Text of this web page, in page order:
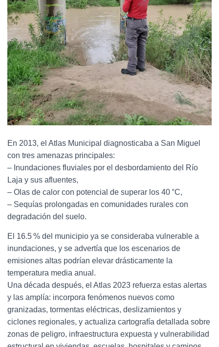
En 2013, el Atlas Municipal diagnosticaba a San Miguel
con tres amenazas principales:
– Inundaciones fluviales por el desbordamiento del Río
Laja y sus afluentes,
– Olas de calor con potencial de superar los 40 °C,
– Sequías prolongadas en comunidades rurales con
degradación del suelo.
El 16.5 % del municipio ya se consideraba vulnerable a
inundaciones, y se advertía que los escenarios de
emisiones altas podrían elevar drásticamente la
temperatura media anual.
Una década después, el Atlas 2023 refuerza estas alertas
y las amplía: incorpora fenómenos nuevos como
granizadas, tormentas eléctricas, deslizamientos y
ciclones regionales, y actualiza cartografía detallada sobre
zonas de peligro, infraestructura expuesta y vulnerabilidad